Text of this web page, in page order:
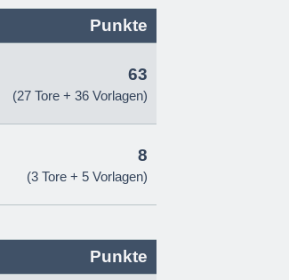
Punkte
63
(27 Tore + 36 Vorlagen)
8
(3 Tore + 5 Vorlagen)
Punkte